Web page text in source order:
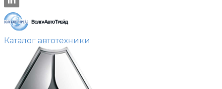
Каталог автотехники